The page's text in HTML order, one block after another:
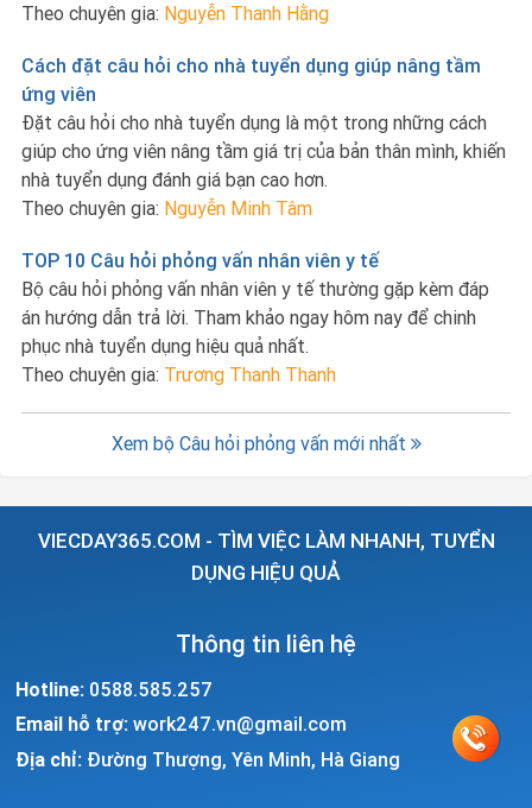
Theo chuyên gia: Nguyễn Thanh Hằng
Cách đặt câu hỏi cho nhà tuyển dụng giúp nâng tầm
ứng viên
Đặt câu hỏi cho nhà tuyển dụng là một trong những cách
giúp cho ứng viên nâng tầm giá trị của bản thân mình, khiến
nhà tuyển dụng đánh giá bạn cao hơn.
Theo chuyên gia: Nguyễn Minh Tâm
TOP 10 Câu hỏi phỏng vấn nhân viên y tế
Bộ câu hỏi phỏng vấn nhân viên y tế thường gặp kèm đáp
án hướng dẫn trả lời. Tham khảo ngay hôm nay để chinh
phục nhà tuyển dụng hiệu quả nhất.
Theo chuyên gia: Trương Thanh Thanh
Xem bộ Câu hỏi phỏng vấn mới nhất
VIECDAY365.COM - TÌM VIỆC LÀM NHANH, TUYỂN
DỤNG HIỆU QUẢ
Thông tin liên hệ
Hotline: 0588.585.257
Email hỗ trợ: work247.vn@gmail.com
Địa chỉ: Đường Thượng, Yên Minh, Hà Giang